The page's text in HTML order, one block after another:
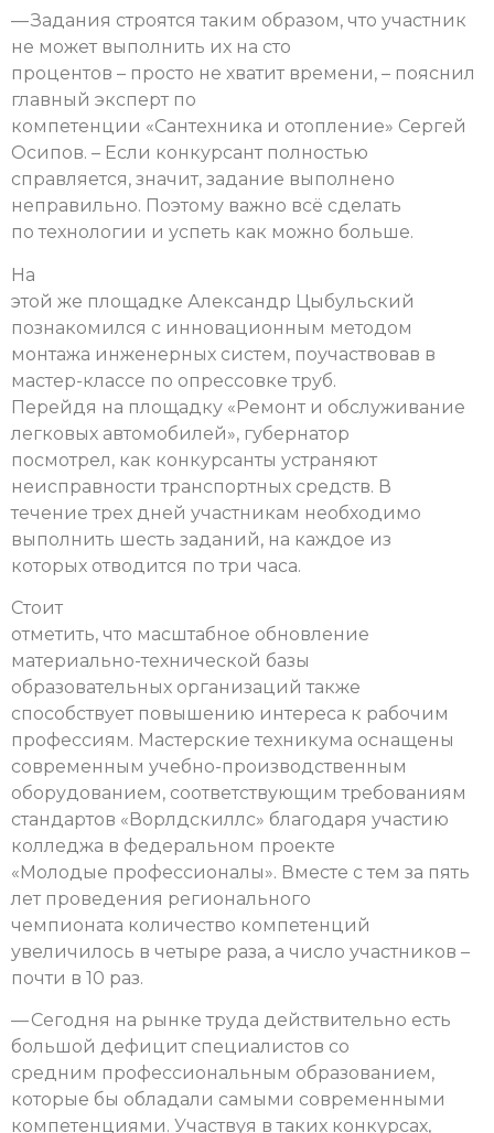
— Задания строятся таким образом, что участник
не может выполнить их на сто
процентов – просто не хватит времени, – пояснил
главный эксперт по
компетенции «Сантехника и отопление» Сергей
Осипов. – Если конкурсант полностью
справляется, значит, задание выполнено
неправильно. Поэтому важно всё сделать
по технологии и успеть как можно больше.
На
этой же площадке Александр Цыбульский
познакомился с инновационным методом
монтажа инженерных систем, поучаствовав в
мастер-классе по опрессовке труб.
Перейдя на площадку «Ремонт и обслуживание
легковых автомобилей», губернатор
посмотрел, как конкурсанты устраняют
неисправности транспортных средств. В
течение трех дней участникам необходимо
выполнить шесть заданий, на каждое из
которых отводится по три часа.
Стоит
отметить, что масштабное обновление
материально-технической базы
образовательных организаций также
способствует повышению интереса к рабочим
профессиям. Мастерские техникума оснащены
современным учебно-производственным
оборудованием, соответствующим требованиям
стандартов «Ворлдскиллс» благодаря участию
колледжа в федеральном проекте
«Молодые профессионалы». Вместе с тем за пять
лет проведения регионального
чемпионата количество компетенций
увеличилось в четыре раза, а число участников –
почти в 10 раз.
— Сегодня на рынке труда действительно есть
большой дефицит специалистов со
средним профессиональным образованием,
которые бы обладали самыми современными
компетенциями. Участвуя в таких конкурсах,